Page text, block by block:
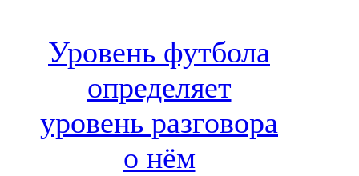
Уровень футбола
определяет
уровень разговора
о нём